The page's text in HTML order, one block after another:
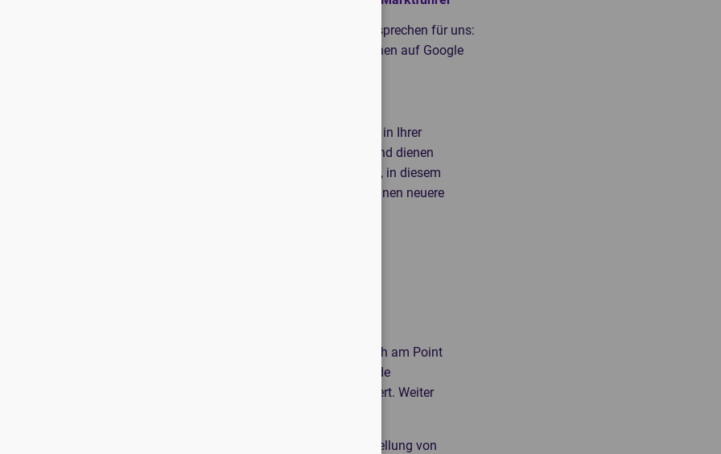
innerhalb
Unsere Kunden sprechen für uns:
4,9 von 5 Sternen auf Google
Anfrage und wir prüfen ob dieses oder ähnliche Modelle aktuell in Ihrer
verfügbar sind. Hier gezeigte Daten sind unverbindlich und dienen
Ggfs. wird das hier gezeigte Modell so nicht mehr produziert, in diesem
möglich, Angebote für gebrauchte Geräte unterbreiten oder Ihnen neuere
30 ist ein Ultraschallgerät, das sich speziell für den Gebrauch am Point
moderner Supper Tissue-Technologie auf der 11-MHz-Linearsonde
das Nahfeldbild innerhalb einer Tiefe von 2,5 cm deutlich verbessert. Weiter
Anästhesie-/Gefäß-Untersuchungen eingesetzt werden.
(optional) unterstützt eine Winkeleinstellung von